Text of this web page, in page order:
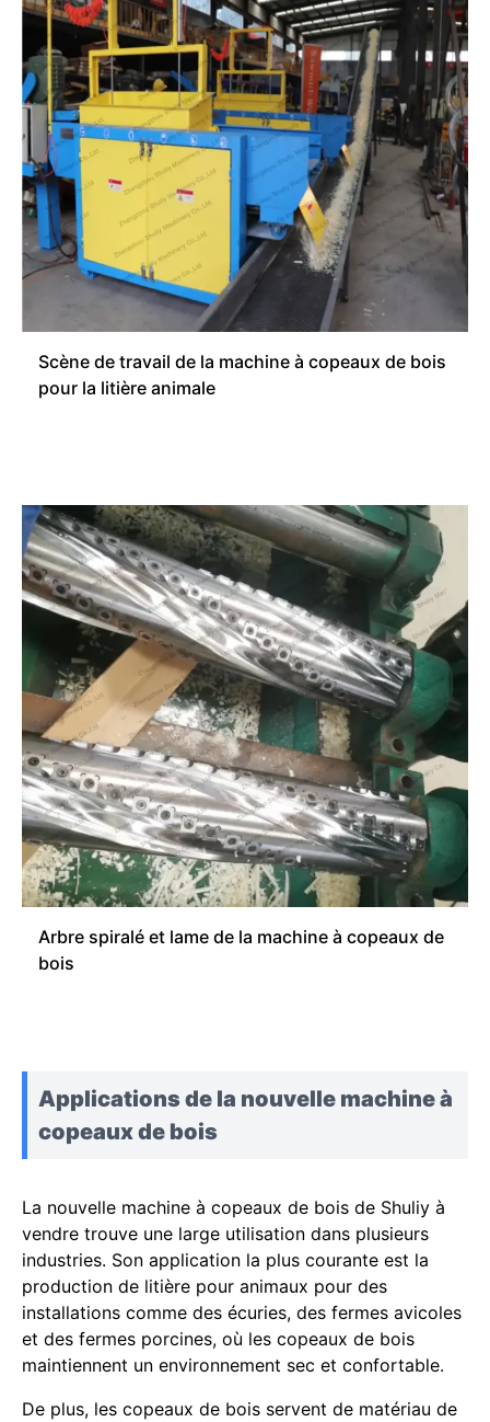
Scène de travail de la machine à copeaux de bois
pour la litière animale
Arbre spiralé et lame de la machine à copeaux de
bois
Applications de la nouvelle machine à
copeaux de bois
La nouvelle machine à copeaux de bois de Shuliy à
vendre trouve une large utilisation dans plusieurs
industries. Son application la plus courante est la
production de litière pour animaux pour des
installations comme des écuries, des fermes avicoles
et des fermes porcines, où les copeaux de bois
maintiennent un environnement sec et confortable.
De plus, les copeaux de bois servent de matériau de